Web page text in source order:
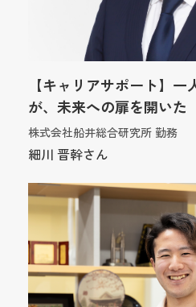
【キャリアサポート】
が、未来への扉を開いた
株式会社船井総合研究所 勤務
細川 晋幹さん